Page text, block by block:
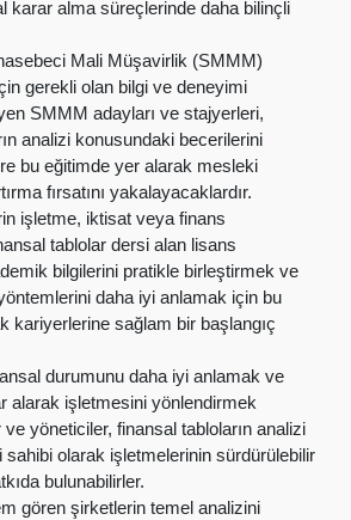
karar alma süreçlerinde daha bilinçli
Mali Müşavirlik (SMMM)
gerekli olan bilgi ve deneyimi
SMMM adayları ve stajyerleri,
analizi konusundaki becerilerini
bu eğitimde yer alarak mesleki
fırsatını yakalayacaklardır.
işletme, iktisat veya finans
tablolar dersi alan lisans
bilgilerini pratikle birleştirmek ve
daha iyi anlamak için bu
kariyerlerine sağlam bir başlangıç
durumunu daha iyi anlamak ve
alarak işletmesini yönlendirmek
yöneticiler, finansal tabloların analizi
sahibi olarak işletmelerinin sürdürülebilir
bulunabilirler.
gören şirketlerin temel analizini